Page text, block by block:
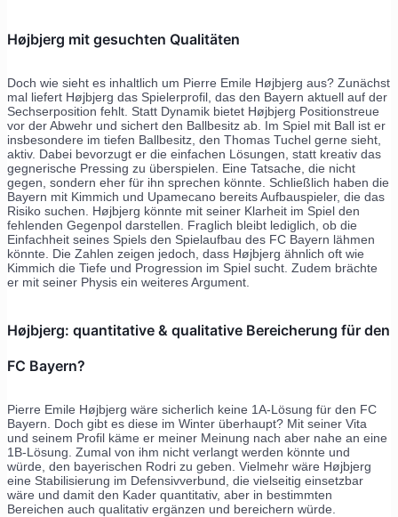
Højbjerg mit gesuchten Qualitäten
Doch wie sieht es inhaltlich um Pierre Emile Højbjerg aus? Zunächst
mal liefert Højbjerg das Spielerprofil, das den Bayern aktuell auf der
Sechserposition fehlt. Statt Dynamik bietet Højbjerg Positionstreue
vor der Abwehr und sichert den Ballbesitz ab. Im Spiel mit Ball ist er
insbesondere im tiefen Ballbesitz, den Thomas Tuchel gerne sieht,
aktiv. Dabei bevorzugt er die einfachen Lösungen, statt kreativ das
gegnerische Pressing zu überspielen. Eine Tatsache, die nicht
gegen, sondern eher für ihn sprechen könnte. Schließlich haben die
Bayern mit Kimmich und Upamecano bereits Aufbauspieler, die das
Risiko suchen. Højbjerg könnte mit seiner Klarheit im Spiel den
fehlenden Gegenpol darstellen. Fraglich bleibt lediglich, ob die
Einfachheit seines Spiels den Spielaufbau des FC Bayern lähmen
könnte. Die Zahlen zeigen jedoch, dass Højbjerg ähnlich oft wie
Kimmich die Tiefe und Progression im Spiel sucht. Zudem brächte
er mit seiner Physis ein weiteres Argument.
Højbjerg: quantitative & qualitative Bereicherung für den
FC Bayern?
Pierre Emile Højbjerg wäre sicherlich keine 1A-Lösung für den FC
Bayern. Doch gibt es diese im Winter überhaupt? Mit seiner Vita
und seinem Profil käme er meiner Meinung nach aber nahe an eine
1B-Lösung. Zumal von ihm nicht verlangt werden könnte und
würde, den bayerischen Rodri zu geben. Vielmehr wäre Højbjerg
eine Stabilisierung im Defensivverbund, die vielseitig einsetzbar
wäre und damit den Kader quantitativ, aber in bestimmten
Bereichen auch qualitativ ergänzen und bereichern würde.